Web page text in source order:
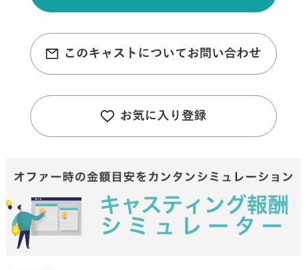
このキャストについてお問い合わせ
お気に入り登録